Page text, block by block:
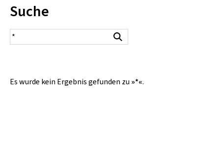
Inhalt:
Suche
Suchergebnis
Es wurde kein Ergebnis gefunden zu »*«.